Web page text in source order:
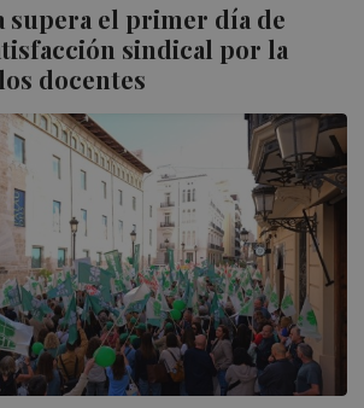
supera el primer día de
sindical por la
docentes